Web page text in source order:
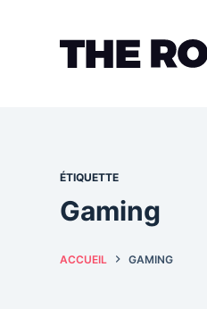
ÉTIQUETTE
Gaming
ACCUEIL GAMING